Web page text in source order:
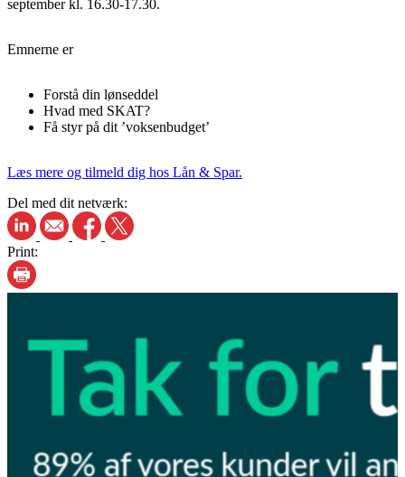
september kl. 16.30-17.30.
Emnerne er
Forstå din lønseddel
Hvad med SKAT?
Få styr på dit ’voksenbudget’
Læs mere og tilmeld dig hos Lån & Spar.
Del med dit netværk:
Print: